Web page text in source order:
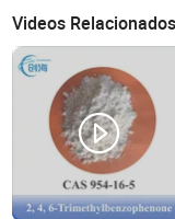
Videos Relacionados